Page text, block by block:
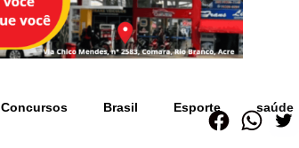
Concursos Brasil Esporte saúde